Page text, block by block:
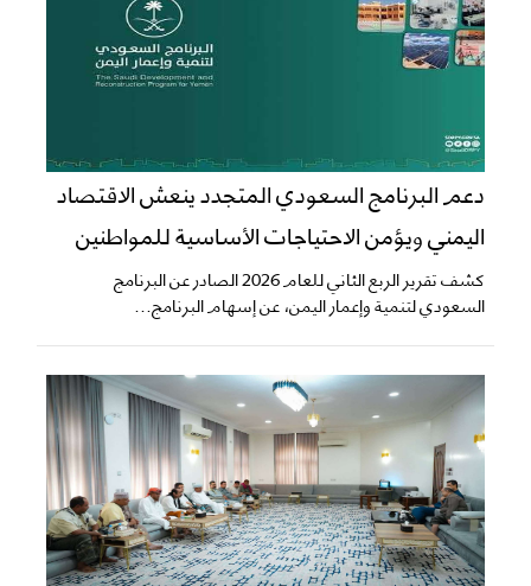
دعم البرنامج السعودي المتجدد ينعش الاقتصاد
اليمني ويؤمن الاحتياجات الأساسية للمواطنين
​كشف تقرير الربع الثاني للعام 2026 الصادر عن البرنامج
السعودي لتنمية وإعمار اليمن، عن إسهام البرنامج...